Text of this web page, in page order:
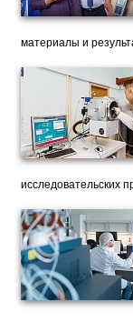
материалы и
исследовательских